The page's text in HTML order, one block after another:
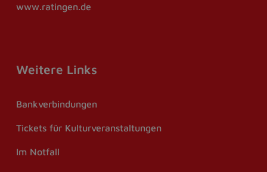
www.ratingen.de
Weitere Links
Bankverbindungen
Tickets für Kulturveranstaltungen
Im Notfall